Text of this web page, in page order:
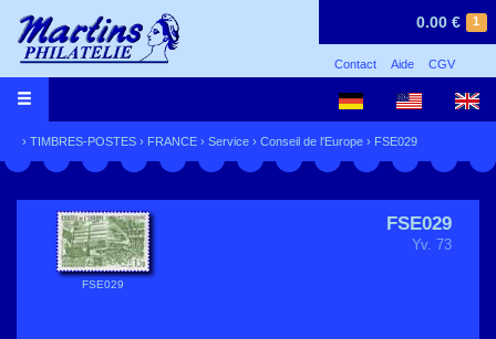
1
0.00 €
Contact Aide CGV
› TIMBRES-POSTES › FRANCE › Service › Conseil de l'Europe › FSE029
FSE029
FSE029
Yv. 73